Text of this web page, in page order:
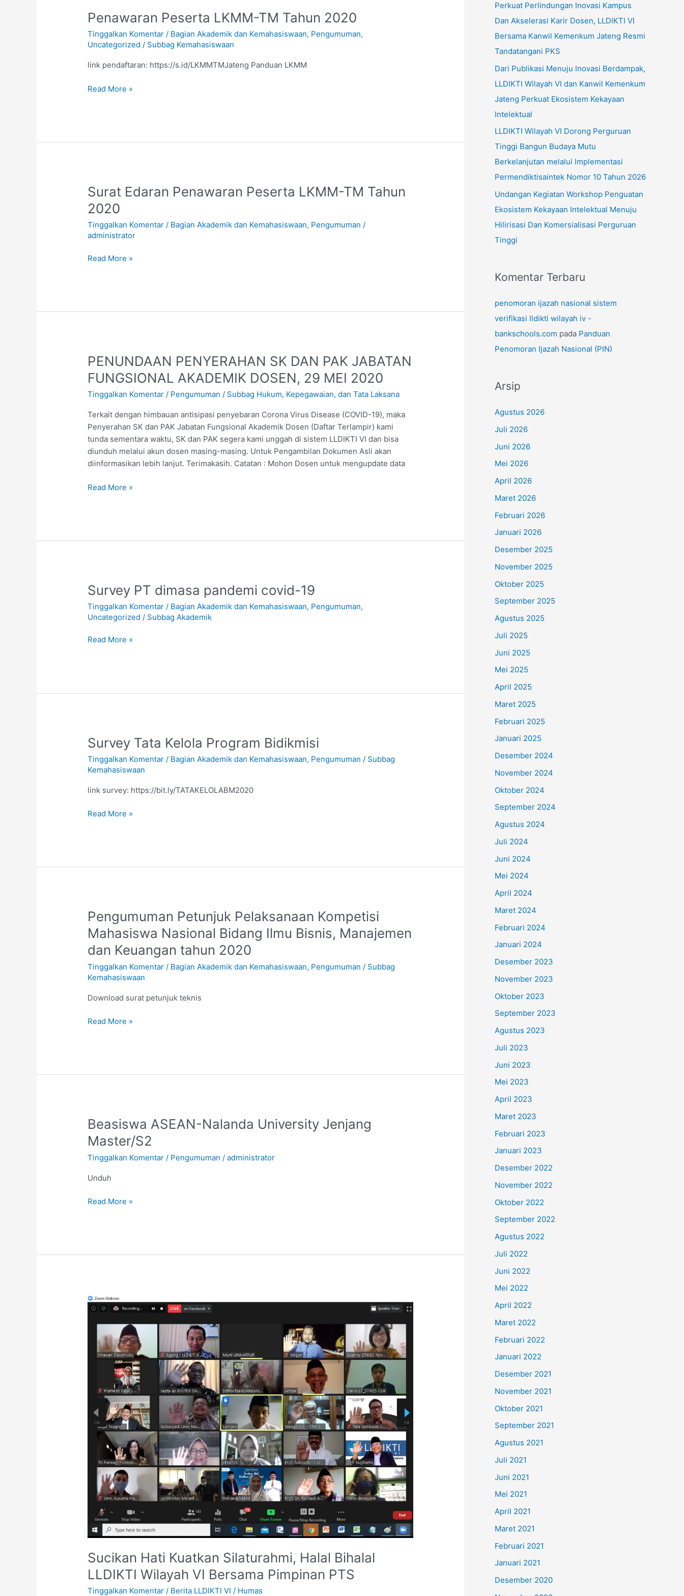
Penawaran Peserta LKMM-TM Tahun 2020
Tinggalkan Komentar / Bagian Akademik dan Kemahasiswaan, Pengumuman,
Uncategorized / Subbag Kemahasiswaan
link pendaftaran: https://s.id/LKMMTMJateng Panduan LKMM
Penawaran
LKMM-
TM
Tahun
Read More »
Surat Edaran Penawaran Peserta LKMM-TM Tahun
2020
Tinggalkan Komentar / Bagian Akademik dan Kemahasiswaan, Pengumuman /
administrator
Surat
Penawaran
Peserta
LKMM-
Tahun
Read More »
PENUNDAAN PENYERAHAN SK DAN PAK JABATAN
FUNGSIONAL AKADEMIK DOSEN, 29 MEI 2020
Tinggalkan Komentar / Pengumuman / Subbag Hukum, Kepegawaian, dan Tata Laksana
Terkait dengan himbauan antisipasi penyebaran Corona Virus Disease (COVID-19), maka
Penyerahan SK dan PAK Jabatan Fungsional Akademik Dosen (Daftar Terlampir) kami
tunda sementara waktu, SK dan PAK segera kami unggah di sistem LLDIKTI VI dan bisa
diunduh melalui akun dosen masing-masing. Untuk Pengambilan Dokumen Asli akan
diinformasikan lebih lanjut. Terimakasih. Catatan : Mohon Dosen untuk mengupdate data
PENUNDAAN
SK
DAN
JABATAN
FUNGSIONAL
AKADEMIK
DOSEN,
29
2020
Read More »
Survey PT dimasa pandemi covid-19
Tinggalkan Komentar / Bagian Akademik dan Kemahasiswaan, Pengumuman,
Uncategorized / Subbag Akademik
Survey
dimasa
pandemi
covid-
Read More »
Survey Tata Kelola Program Bidikmisi
Tinggalkan Komentar / Bagian Akademik dan Kemahasiswaan, Pengumuman / Subbag
Kemahasiswaan
link survey: https://bit.ly/TATAKELOLABM2020
Survey
Kelola
Program
Bidikmisi
Read More »
Pengumuman Petunjuk Pelaksanaan Kompetisi
Mahasiswa Nasional Bidang Ilmu Bisnis, Manajemen
dan Keuangan tahun 2020
Tinggalkan Komentar / Bagian Akademik dan Kemahasiswaan, Pengumuman / Subbag
Kemahasiswaan
Download surat petunjuk teknis
Pengumuman
Petunjuk
Pelaksanaan
Kompetisi
Mahasiswa
Nasional
Ilmu
Manajemen
2020
Read More »
Beasiswa ASEAN-Nalanda University Jenjang
Master/S2
Tinggalkan Komentar / Pengumuman /administrator
Unduh
Beasiswa
Nalanda
University
Master/S2
Read More »
Sucikan Hati Kuatkan Silaturahmi, Halal Bihalal
LLDIKTI Wilayah VI Bersama Pimpinan PTS
Tinggalkan Komentar / Berita LLDIKTI VI / Humas
Sucikan
Hati
Kuatkan
Silaturahmi,
Halal
LLDIKTI
Wilayah
Bersama
Pimpinan
Perkuat Perlindungan Inovasi Kampus
Dan Akselerasi Karir Dosen, LLDIKTI VI
Bersama Kanwil Kemenkum Jateng Resmi
Tandatangani PKS
Dari Publikasi Menuju Inovasi Berdampak,
LLDIKTI Wilayah VI dan Kanwil Kemenkum
Jateng Perkuat Ekosistem Kekayaan
Intelektual
LLDIKTI Wilayah VI Dorong Perguruan
Tinggi Bangun Budaya Mutu
Berkelanjutan melalui Implementasi
Permendiktisaintek Nomor 10 Tahun 2026
Undangan Kegiatan Workshop Penguatan
Ekosistem Kekayaan Intelektual Menuju
Hilirisasi Dan Komersialisasi Perguruan
Tinggi
Komentar Terbaru
penomoran ijazah nasional sistem
verifikasi lldikti wilayah iv -
bankschools.com pada Panduan
Penomoran Ijazah Nasional (PIN)
Arsip
Agustus 2026
Juli 2026
Juni 2026
Mei 2026
April 2026
Maret 2026
Februari 2026
Januari 2026
Desember 2025
November 2025
Oktober 2025
September 2025
Agustus 2025
Juli 2025
Juni 2025
Mei 2025
April 2025
Maret 2025
Februari 2025
Januari 2025
Desember 2024
November 2024
Oktober 2024
September 2024
Agustus 2024
Juli 2024
Juni 2024
Mei 2024
April 2024
Maret 2024
Februari 2024
Januari 2024
Desember 2023
November 2023
Oktober 2023
September 2023
Agustus 2023
Juli 2023
Juni 2023
Mei 2023
April 2023
Maret 2023
Februari 2023
Januari 2023
Desember 2022
November 2022
Oktober 2022
September 2022
Agustus 2022
Juli 2022
Juni 2022
Mei 2022
April 2022
Maret 2022
Februari 2022
Januari 2022
Desember 2021
November 2021
Oktober 2021
September 2021
Agustus 2021
Juli 2021
Juni 2021
Mei 2021
April 2021
Maret 2021
Februari 2021
Januari 2021
Desember 2020